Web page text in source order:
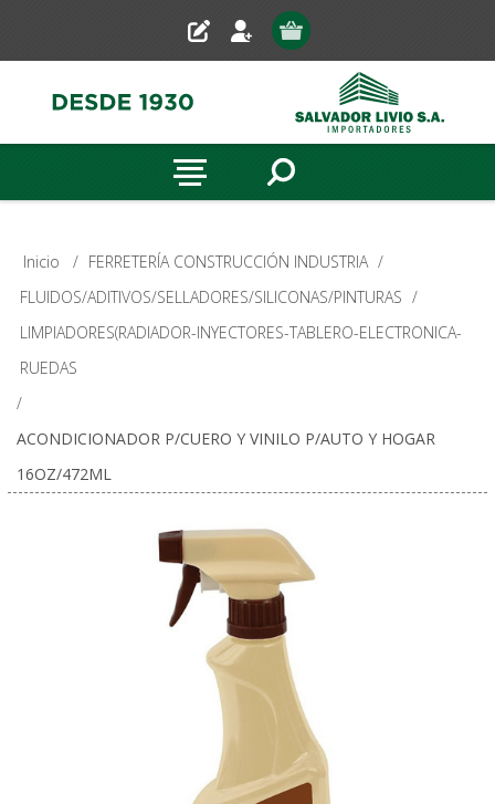
Inicio / FERRETERÍA CONSTRUCCIÓN INDUSTRIA /
FLUIDOS/ADITIVOS/SELLADORES/SILICONAS/PINTURAS /
LIMPIADORES(RADIADOR-INYECTORES-TABLERO-ELECTRONICA-
RUEDAS
/
ACONDICIONADOR P/CUERO Y VINILO P/AUTO Y HOGAR
16OZ/472ML